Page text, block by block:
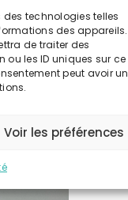
des technologies telles
des appareils.
de traiter des
les ID uniques sur ce
peut avoir un
Voir les préférences